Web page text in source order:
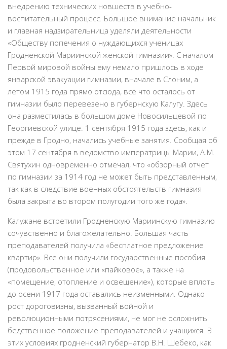
внедрению технических новшеств в учебно-
воспитательный процесс. Большое внимание начальник
и главная надзирательница уделяли деятельности
«Обществу попечения о нуждающихся ученицах
Гродненской Мариинской женской гимназии». С началом
Первой мировой войны ему немало пришлось в ходе
январской эвакуации гимназии, вначале в Слоним, а
летом 1915 года прямо отсюда, всё что осталось от
гимназии было перевезено в губернскую Калугу. Здесь
она разместилась в большом доме Новосильцевой по
Георгиевской улице. 1 сентября 1915 года здесь, как и
прежде в Гродно, начались учебные занятия. Сообщая об
этом 17 сентября в ведомство императрицы Марии, А.М.
Святухин одновременно отмечал, что «обзорный отчет
по гимназии за 1914 год не может быть представленным,
так как в следствие военных обстоятельств гимназия
была закрыта во втором полугодии того же года».
Калужане встретили Гродненскую Мариинскую гимназию
сочувственно и благожелательно. Большая часть
преподавателей получила «бесплатное предложение
квартир». Все они получили государственные пособия
(продовольственное или «пайковое», а также на
«помещение, отопление и освещение»), которые вплоть
до осени 1917 года оставались неизменными. Однако
рост дороговизны, вызванный войной и
революционными потрясениями, не мог не осложнить
бедственное положение преподавателей и учащихся. В
этих условиях гродненский губернатор В.Н. Шебеко, как